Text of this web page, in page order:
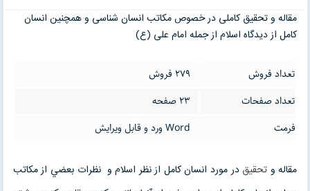
مقاله و تحقیق کاملی در خصوص مکاتب انسان شناسی و همچنین انسان
کامل از دیدگاه اسلام از جمله امام علی (ع)
تعداد فروش
279 فروش
تعداد صفحات
23 صفحه
فرمت
Word ورد و قابل ویرایش
مقاله و تحقیق در مورد انسان کامل از نظر اسلام و نظرات بعضي از مكاتب